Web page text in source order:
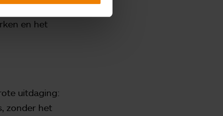
en het
uitdaging:
zonder het